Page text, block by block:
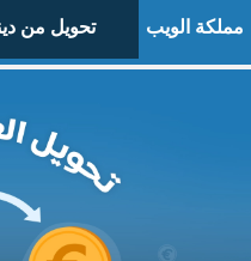
مملكة الويب تحويل من